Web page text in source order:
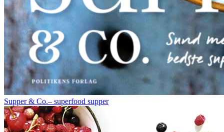
Supper & Co.– superfood supper